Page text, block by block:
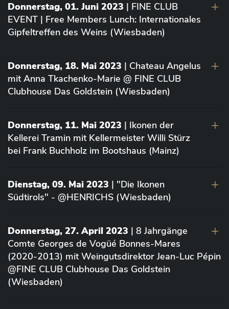
Donnerstag, 01. Juni 2023 | FINE CLUB
EVENT | Free Members Lunch: Internationales
Gipfeltreffen des Weins (Wiesbaden)
Donnerstag, 18. Mai 2023 | Chateau Angelus
mit Anna Tkachenko-Marie @ FINE CLUB
Clubhouse Das Goldstein (Wiesbaden)
Donnerstag, 11. Mai 2023 | Ikonen der
Kellerei Tramin mit Kellermeister Willi Stürz
bei Frank Buchholz im Bootshaus (Mainz)
Dienstag, 09. Mai 2023 | "Die Ikonen
Südtirols" - @HENRICHS (Wiesbaden)
Donnerstag, 27. April 2023 | 8 Jahrgänge
Comte Georges de Vogüé Bonnes-Mares
(2020-2013) mit Weingutsdirektor Jean-Luc Pépin
@FINE CLUB Clubhouse Das Goldstein
(Wiesbaden)